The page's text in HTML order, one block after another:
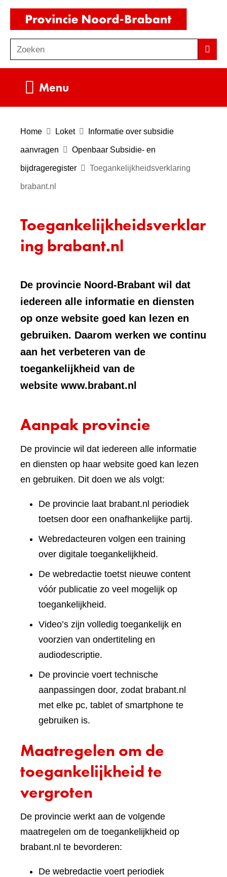
Ga
de
inhoud
o
e
Zoeken
Menu
Home Loket Informatie over subsidie
aanvragen Openbaar Subsidie- en
bijdrageregister Toegankelijkheidsverklaring
brabant.nl
Toegankelijkheidsverklar
ing brabant.nl
De provincie Noord-Brabant wil dat
iedereen alle informatie en diensten
op onze website goed kan lezen en
gebruiken. Daarom werken we continu
aan het verbeteren van de
toegankelijkheid van de
website www.brabant.nl
Aanpak provincie
De provincie wil dat iedereen alle informatie
en diensten op haar website goed kan lezen
en gebruiken. Dit doen we als volgt:
De provincie laat brabant.nl periodiek
toetsen door een onafhankelijke partij.
Webredacteuren volgen een training
over digitale toegankelijkheid.
De webredactie toetst nieuwe content
vóór publicatie zo veel mogelijk op
toegankelijkheid.
Video’s zijn volledig toegankelijk en
voorzien van ondertiteling en
audiodescriptie.
De provincie voert technische
aanpassingen door, zodat brabant.nl
met elke pc, tablet of smartphone te
gebruiken is.
Maatregelen om de
toegankelijkheid te
vergroten
De provincie werkt aan de volgende
maatregelen om de toegankelijkheid op
brabant.nl te bevorderen:
De webredactie voert periodiek